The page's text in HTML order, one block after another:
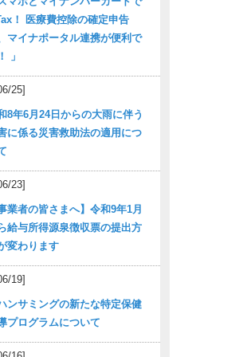
！ 医療費控除の確定申告
マイナポータル連携が便利で
」
25]
8年6月24日からの大雨に伴う
に係る災害救助法の適用につ
23]
事業者の皆さまへ】令和9年1月
給与所得源泉徴収票の提出方
変わります
19]
ンサミングの新たな特定保健
プログラムについて